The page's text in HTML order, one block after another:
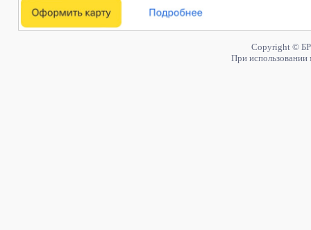
Copyright ©
При использовании